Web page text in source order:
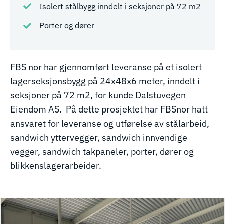
Isolert stålbygg inndelt i seksjoner på 72 m2
Porter og dører
FBS nor har gjennomført leveranse på et isolert
lagerseksjonsbygg på 24x48x6 meter, inndelt i
seksjoner på 72 m2, for kunde Dalstuvegen
Eiendom AS. På dette prosjektet har FBSnor hatt
ansvaret for leveranse og utførelse av stålarbeid,
sandwich yttervegger, sandwich innvendige
vegger, sandwich takpaneler, porter, dører og
blikkenslagerarbeider.